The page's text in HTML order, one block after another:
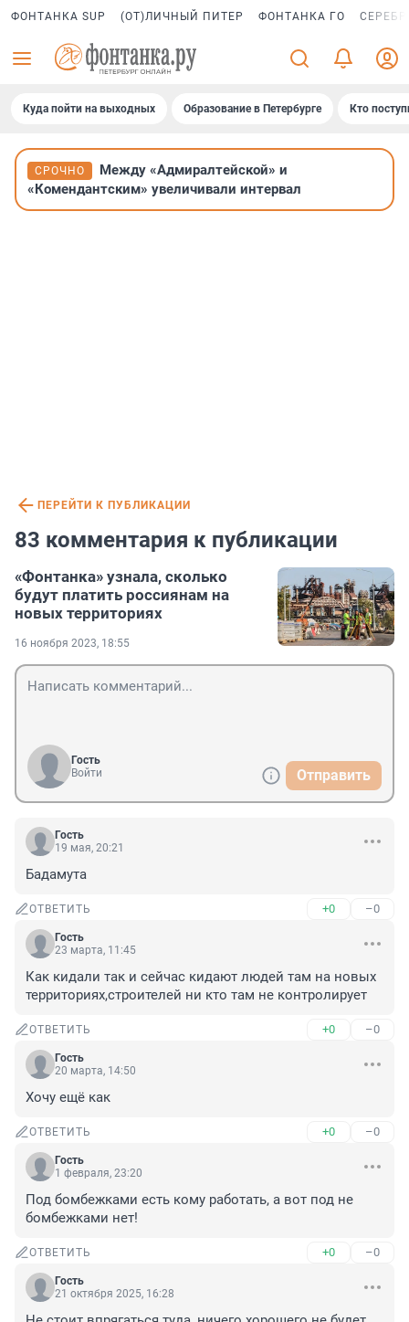
ФОНТАНКА SUP (ОТ)ЛИЧНЫЙ ПИТЕР ФОНТАНКА ГО
Куда пойти на выходных Образование в Петербурге Кто
СРОЧНО
Между «Адмиралтейской» и
«Комендантским» увеличивали интервал
ПЕРЕЙТИ К ПУБЛИКАЦИИ
83 комментария к публикации
«Фонтанка» узнала, сколько
будут платить россиянам на
новых территориях
16 ноября 2023, 18:55
Гость
Войти
Отправить
Гость
19 мая, 20:21
Бадамута
ОТВЕТИТЬ +0 –0
Гость
23 марта, 11:45
Как кидали так и сейчас кидают людей там на новых
территориях,строителей ни кто там не контролирует
ОТВЕТИТЬ +0 –0
Гость
20 марта, 14:50
Хочу ещё как
ОТВЕТИТЬ +0 –0
Гость
1 февраля, 23:20
Под бомбежками есть кому работать, а вот под не
бомбежками нет!
ОТВЕТИТЬ +0 –0
Гость
21 октября 2025, 16:28